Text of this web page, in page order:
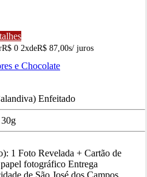
R$ 0 2xdeR$ 87,00s/ juros
e Chocolate
Enfeitado
1 Foto Revelada + Cartão de
fotográfico Entrega
de São José dos Campos